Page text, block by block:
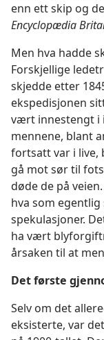
enn ett skip og
Encyclopædia
Men hva hadde
Forskjellige
skjedde etter
ekspedisjonen
vært innestengt i
mennene, blant
fortsatt var i live,
gå mot sør til
døde de på
hva som
spekulasjoner.
ha vært
årsaken til at
Det første
Selv om det
eksisterte, var